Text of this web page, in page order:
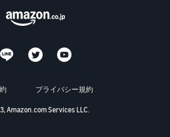
プライバシー規約
Amazon.com Services LLC.